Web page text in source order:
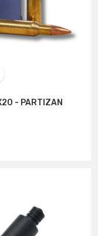
- PARTIZAN